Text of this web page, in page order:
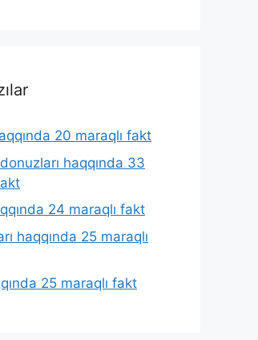
20 maraqlı fakt
haqqında 33
24 maraqlı fakt
haqqında 25 maraqlı
25 maraqlı fakt